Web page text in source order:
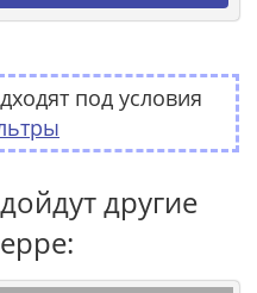
под условия
другие